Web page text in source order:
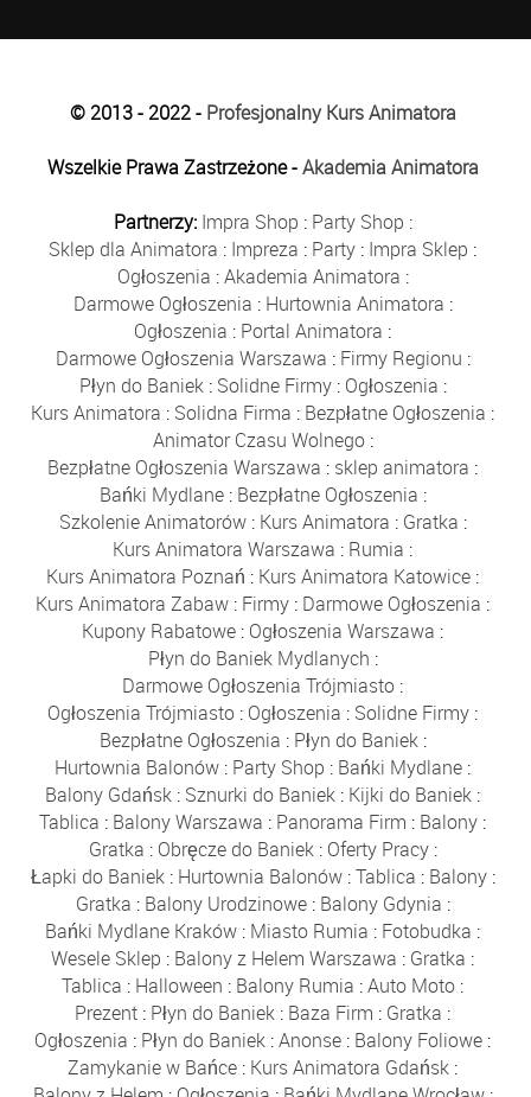
© 2013 - 2022 - Profesjonalny Kurs Animatora
Wszelkie Prawa Zastrzeżone -Akademia Animatora
Partnerzy: Impra Shop : Party Shop :
Sklep dla Animatora : Impreza : Party : Impra Sklep :
Ogłoszenia :Akademia Animatora :
Darmowe Ogłoszenia : Hurtownia Animatora :
Ogłoszenia : Portal Animatora :
Darmowe Ogłoszenia Warszawa : Firmy Regionu :
Płyn do Baniek: Solidne Firmy: Ogłoszenia :
Kurs Animatora : Solidna Firma : Bezpłatne Ogłoszenia :
Animator Czasu Wolnego:
Bezpłatne Ogłoszenia Warszawa : sklep animatora :
Bańki Mydlane: Bezpłatne Ogłoszenia :
Szkolenie Animatorów: Kurs Animatora : Gratka :
Kurs Animatora Warszawa : Rumia :
Kurs Animatora Poznań : Kurs Animatora Katowice :
Kurs Animatora Zabaw : Firmy : Darmowe Ogłoszenia :
Kupony Rabatowe : Ogłoszenia Warszawa :
Płyn do Baniek Mydlanych :
Darmowe Ogłoszenia Trójmiasto :
Ogłoszenia Trójmiasto : Ogłoszenia : Solidne Firmy :
Bezpłatne Ogłoszenia : Płyn do Baniek:
Hurtownia Balonów : Party Shop : Bańki Mydlane :
Balony Gdańsk : Sznurki do Baniek : Kijki do Baniek :
Tablica : Balony Warszawa : Panorama Firm : Balony :
Gratka : Obręcze do Baniek: Oferty Pracy:
Łapki do Baniek: Hurtownia Balonów:Tablica : Balony:
Gratka : Balony Urodzinowe: Balony Gdynia :
Bańki Mydlane Kraków : Miasto Rumia : Fotobudka :
Wesele Sklep : Balony z Helem Warszawa : Gratka :
Tablica : Halloween : Balony Rumia :Auto Moto :
Prezent : Płyn do Baniek : Baza Firm : Gratka :
Ogłoszenia : Płyn do Baniek :Anonse : Balony Foliowe :
Zamykanie w Bańce : Kurs Animatora Gdańsk :